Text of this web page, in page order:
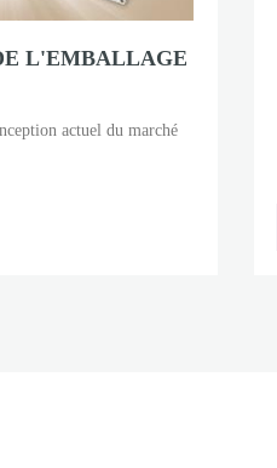
L'EMBALLAGE
actuel du marché